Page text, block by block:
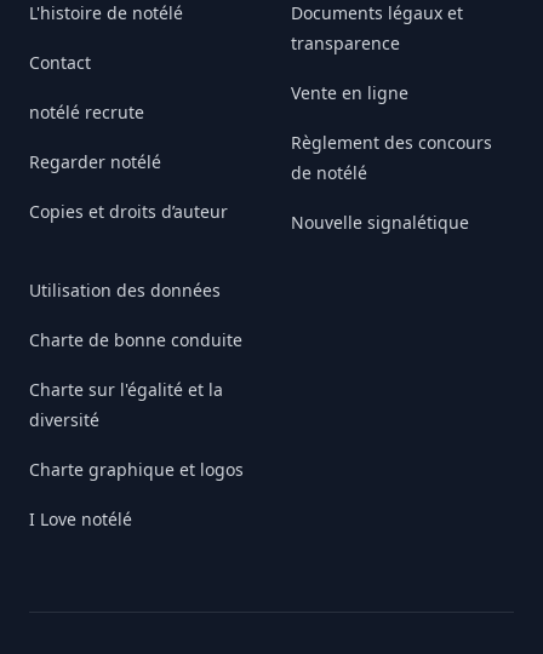
L'histoire de notélé
Contact
notélé recrute
Regarder notélé
Copies et droits d’auteur
Utilisation des données
Charte de bonne conduite
Charte sur l'égalité et la
diversité
Charte graphique et logos
I Love notélé
Documents légaux et
transparence
Vente en ligne
Règlement des concours
de notélé
Nouvelle signalétique